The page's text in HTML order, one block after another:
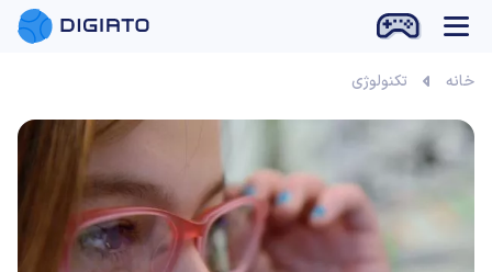
بازی آنلاین
خانه تکنولوژی